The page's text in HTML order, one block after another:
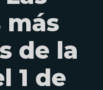
de la
1 de